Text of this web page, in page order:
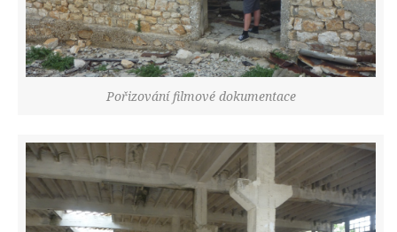
Pořizování filmové dokumentace